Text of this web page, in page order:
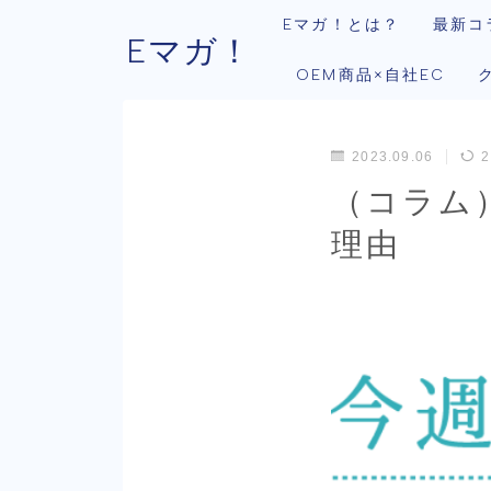
Eマガ！
Eマガ！とは？ 最新コ
OEM商品×自社EC
2023.09.06
（コラ
理由